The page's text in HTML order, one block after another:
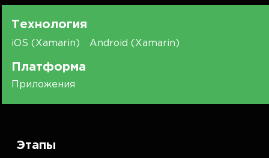
Технология
iOS (Xamarin) Android (Xamarin)
Платформа
Приложения
Этапы